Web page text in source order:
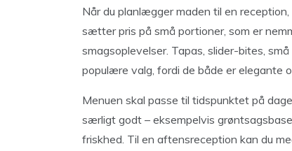
Når du planlægger maden til en
sætter pris på små portioner, som er
smagsoplevelser. Tapas, slider-bites,
populære valg, fordi de både er elegante
Menuen skal passe til tidspunktet på
særligt godt – eksempelvis
friskhed. Til en aftensreception kan du